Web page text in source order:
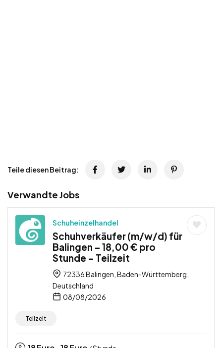
Teile diesen Beitrag:
Verwandte Jobs
Schuheinzelhandel
Schuhverkäufer (m/w/d) für
Balingen – 18,00 € pro
Stunde – Teilzeit
72336 Balingen, Baden-Württemberg,
Deutschland
08/08/2026
Teilzeit